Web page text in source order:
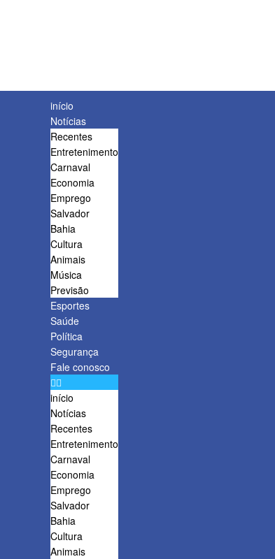
início
Notícias
Recentes
Entretenimento
Carnaval
Economia
Emprego
Salvador
Bahia
Cultura
Animais
Música
Previsão
Esportes
Saúde
Política
Segurança
Fale conosco
início
Notícias
Recentes
Entretenimento
Carnaval
Economia
Emprego
Salvador
Bahia
Cultura
Animais